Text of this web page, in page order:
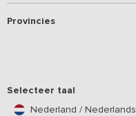
Provincies
Selecteer taal
Nederland / Nederlands